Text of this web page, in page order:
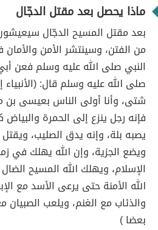
ماذا يحصل بعد مقتل الدجّال
بعد مقتل المسيح الدجّال
من الفتن، وسينتشر الأمن والأمان
النبي صلى الله عليه وسلم فعن
صلى الله عليه وسلم قال:
شتى، وأنا أولى الناس بعيسى بن
فإنه رجل ينزع إلى الحمرة
يصبه بلة، وإنه يدق الصليب، ويقتل
ويضع الجزية، وإن الله يهلك في
الإسلام، ويهلك الله المسيح
الله الأمنة حتى يرعى الأسد مع
والذئاب مع الغنم، ويلعب
بعضا )